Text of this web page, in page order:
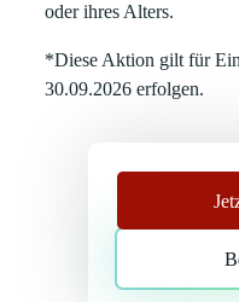
oder ihres Alters.
*Diese Aktion gilt für
30.09.2026 erfolgen.